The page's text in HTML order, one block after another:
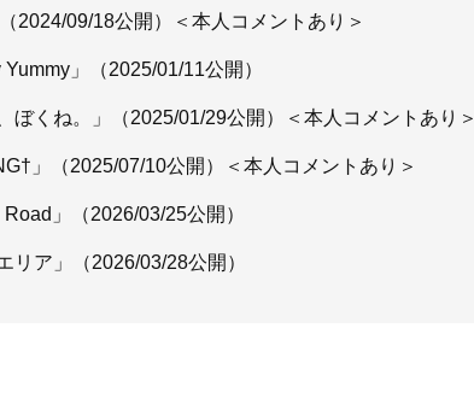
2024/09/18公開）＜本人コメントあり＞
」（2025/01/11公開）
ぼくね。」（2025/01/29公開）＜本人コメントあり＞
」（2025/07/10公開）＜本人コメントあり＞
」（2026/03/25公開）
リア」（2026/03/28公開）